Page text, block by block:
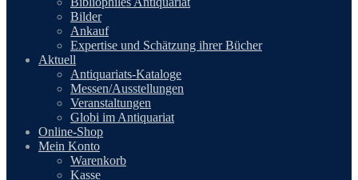
Bilder
Ankauf
Expertise und Schätzung ihrer Bücher
Aktuell
Antiquariats-Kataloge
Messen/Ausstellungen
Veranstaltungen
Globi im Antiquariat
Online-Shop
Mein Konto
Warenkorb
Kasse